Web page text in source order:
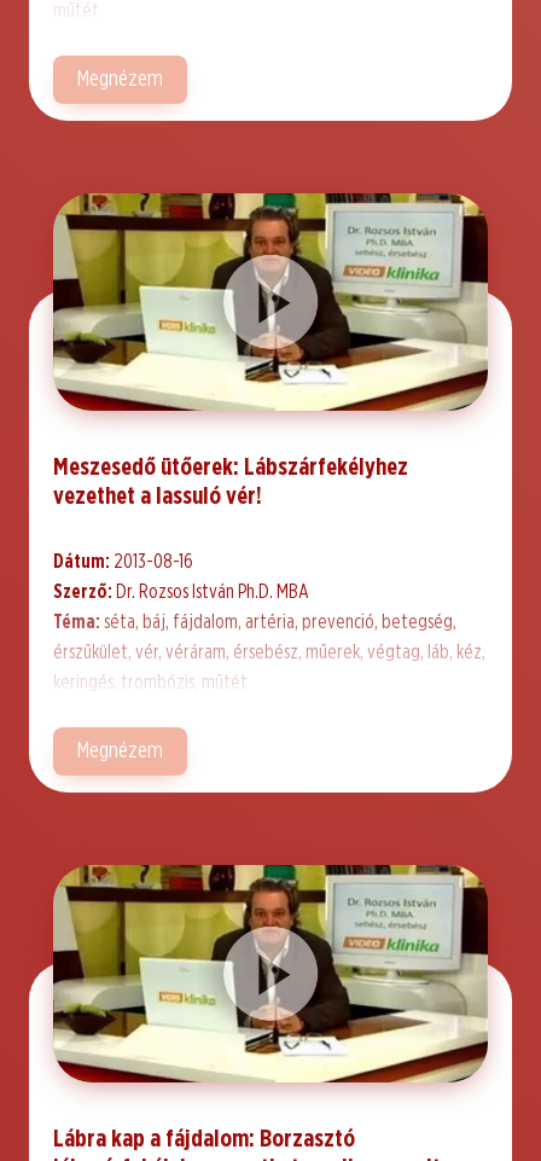
műtét
Megnézem
Meszesedő ütőerek: Lábszárfekélyhez
vezethet a lassuló vér!
Dátum: 2013-08-16
Szerző: Dr. Rozsos István Ph.D. MBA
Téma: séta, báj, fájdalom, artéria, prevenció, betegség,
érszűkület, vér, véráram, érsebész, műerek, végtag, láb, kéz,
keringés, trombózis, műtét
Megnézem
Lábra kap a fájdalom: Borzasztó